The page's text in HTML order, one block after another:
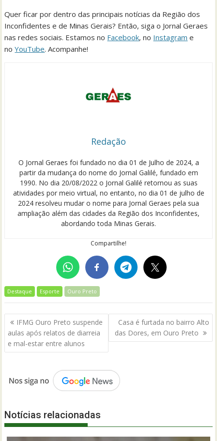
Quer ficar por dentro das principais notícias da Região dos
Inconfidentes e de Minas Gerais? Então, siga o Jornal Geraes
nas redes sociais. Estamos no Facebook, no Instagram e
noYouTube. Acompanhe!
Redação
O Jornal Geraes foi fundado no dia 01 de Julho de 2024, a
partir da mudança do nome do Jornal Galilé, fundado em
1990. No dia 20/08/2022 o Jornal Galilé retornou as suas
atividades por meio virtual, no entanto, no dia 01 de julho de
2024 resolveu mudar o nome para Jornal Geraes pela sua
ampliação além das cidades da Região dos Inconfidentes,
abordando toda Minas Gerais.
Compartilhe!
Destaque Esporte Ouro Preto
Navegação
de
Post
IFMG Ouro Preto suspende
aulas após relatos de diarreia
e mal-estar entre alunos
Casa é furtada no bairro Alto
das Dores, em Ouro Preto
Notícias relacionadas